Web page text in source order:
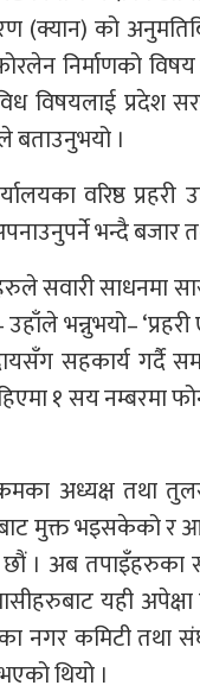
(क्यान) को
निर्माणको
विषयलाई प्रदेश
बताउनुभयो ।
वरिष्ठ
भन्दै बजार
सवारी साधनमा
भन्नुभयो–
सहकार्य गर्दै
१ सय नम्बरमा
अध्यक्ष तथा
मुक्त भइसकेको र
छौं । अब
यही
नगर कमिटी
थियो ।